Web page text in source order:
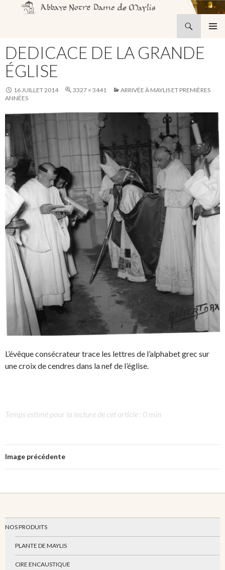
AU
CONTENU
DEDICACE DE LA GRANDE
ÉGLISE
16 JUILLET 2014 3327 × 3441
ARRIVÉE À MAYLIS ET PREMIÈRES
ANNÉES
L’évêque consécrateur trace les lettres de l’alphabet grec sur
une croix de cendres dans la nef de l’église.
Temps estimé pour la lecture de cet article : 0 min
Image précédente
NOS PRODUITS
PLANTE DE MAYLIS
CIRE ENCAUSTIQUE